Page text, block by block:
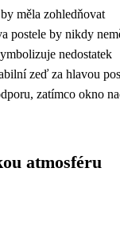
měla zohledňovat
postele by nikdy
nedostatek
zeď za hlavou
zatímco okno
atmosféru